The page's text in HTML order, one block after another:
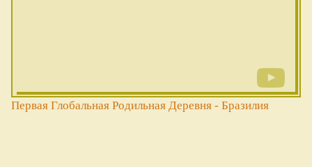
Первая Глобальная Родильная Деревня - Бразилия